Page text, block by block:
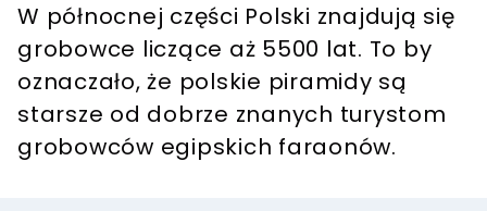
W północnej części Polski znajdują się
grobowce liczące aż 5500 lat. To by
oznaczało, że polskie piramidy są
starsze od dobrze znanych turystom
grobowców egipskich faraonów.